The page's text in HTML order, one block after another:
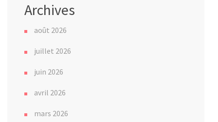
Archives
août 2026
juillet 2026
juin 2026
avril 2026
mars 2026